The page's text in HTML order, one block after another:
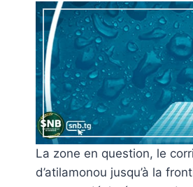
La zone en question, le
d’atilamonou jusqu’à la